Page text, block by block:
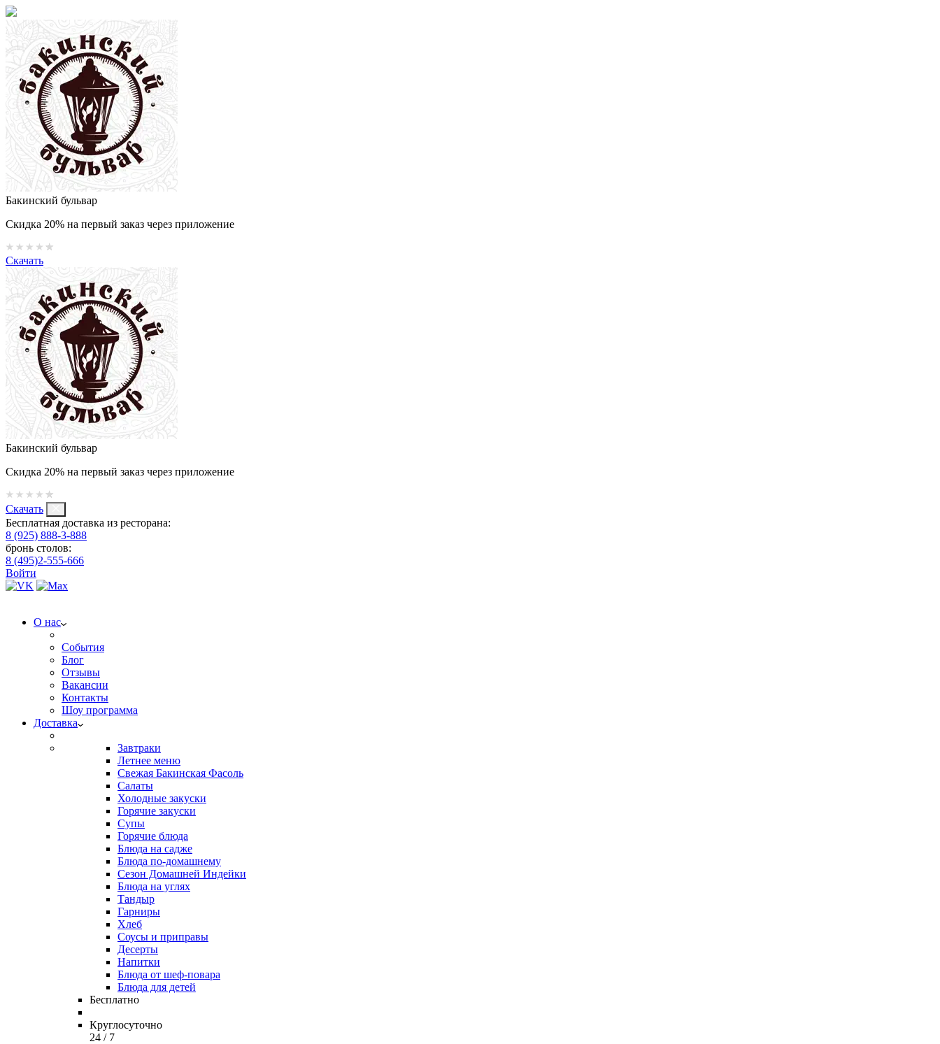
Бакинский бульвар
Скидка 20% на первый заказ через приложение
Скачать
Бакинский бульвар
Скидка 20% на первый заказ через приложение
Скачать
Бесплатная доставка из ресторана:
8 (925) 888-3-888
бронь столов:
8 (495)2-555-666
Войти
О нас
События
Блог
Отзывы
Вакансии
Контакты
Шоу программа
Доставка
Завтраки
Летнее меню
Свежая Бакинская Фасоль
Салаты
Холодные закуски
Горячие закуски
Супы
Горячие блюда
Блюда на садже
Блюда по-домашнему
Сезон Домашней Индейки
Блюда на углях
Тандыр
Гарниры
Хлеб
Соусы и приправы
Десерты
Напитки
Блюда от шеф-повара
Блюда для детей
Бесплатно
Круглосуточно
24 / 7